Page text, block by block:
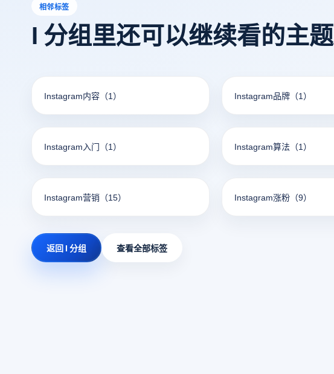
旅。
相邻标签
I 分组里还可以继续看的主题
Instagram内容 （1） Instagram品牌 （1）
Instagram入门 （1） Instagram算法 （1）
Instagram营销 （15） Instagram涨粉 （9）
返回 I 分组 查看全部标签